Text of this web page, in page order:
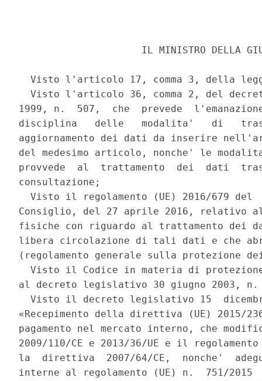
IL MINISTRO DELLA
Visto l'articolo 17, comma 3, della
Visto l'articolo 36, comma 2, del
1999, n.  507,  che  prevede
disciplina   delle   modalita'   di
aggiornamento dei dati da inserire
del medesimo articolo, nonche' le
provvede  al  trattamento  dei  dati
consultazione;
Visto il regolamento (UE) 2016/679 del
Consiglio, del 27 aprile 2016, relativo
fisiche con riguardo al trattamento dei
libera circolazione di tali dati e che
(regolamento generale sulla protezione
Visto il Codice in materia di
al decreto legislativo 30 giugno 2003,
Visto il decreto legislativo 15
«Recepimento della direttiva (UE)
pagamento nel mercato interno, che
2009/110/CE e 2013/36/UE e il
la  direttiva  2007/64/CE,  nonche'
interne al regolamento (UE) n.  751/